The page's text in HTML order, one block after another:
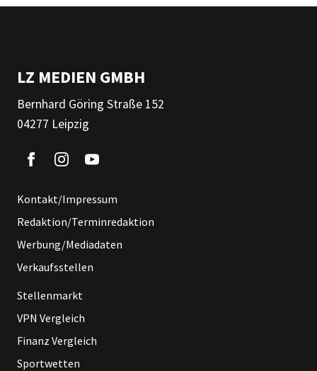
LZ MEDIEN GMBH
Bernhard Göring Straße 152
04277 Leipzig
Kontakt/Impressum
Redaktion/Terminredaktion
Werbung/Mediadaten
Verkaufsstellen
Stellenmarkt
VPN Vergleich
Finanz Vergleich
Sportwetten